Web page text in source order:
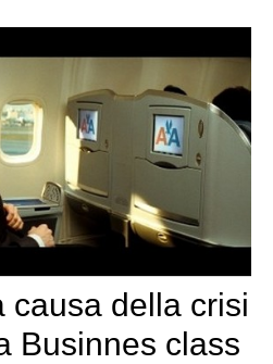
causa della crisi
Businnes class